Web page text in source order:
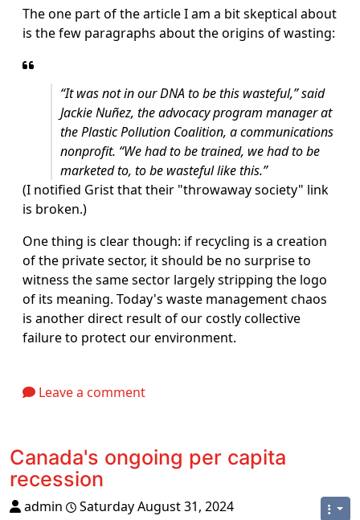
The one part of the article I am a bit skeptical about
is the few paragraphs about the origins of wasting:
“It was not in our DNA to be this wasteful,” said
Jackie Nuñez, the advocacy program manager at
the Plastic Pollution Coalition, a communications
nonprofit. “We had to be trained, we had to be
marketed to, to be wasteful like this.”
(I notified Grist that their "throwaway society" link
is broken.)
One thing is clear though: if recycling is a creation
of the private sector, it should be no surprise to
witness the same sector largely stripping the logo
of its meaning. Today's waste management chaos
is another direct result of our costly collective
failure to protect our environment.
Leave a comment
Canada's ongoing per capita
recession
admin Saturday August 31, 2024